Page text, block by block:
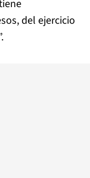
del ejercicio